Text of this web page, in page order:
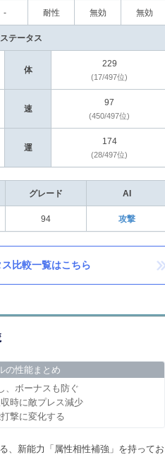
‐ 耐性 無効 無効
テータス
体
229
(17/497位)
速
97
(450/497位)
運
174
(28/497位)
グレード AI
94 攻撃
比較一覧はこちら
の性能まとめ
、ボーナスも防ぐ
時に敵プレス減少
撃に変化する
、新能力「属性相性補強」を持ってお